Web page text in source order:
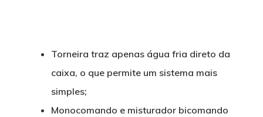
Torneira traz apenas água fria direto da
caixa, o que permite um sistema mais
simples;
Monocomando e misturador bicomando